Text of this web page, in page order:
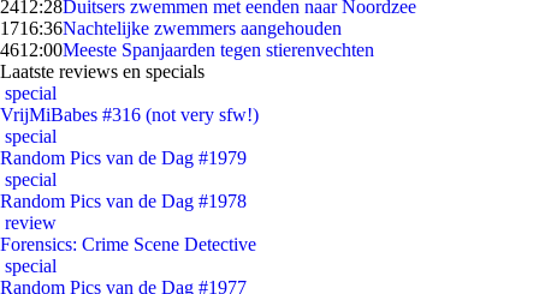
2412:28Duitsers zwemmen met eenden naar Noordzee
1716:36Nachtelijke zwemmers aangehouden
4612:00Meeste Spanjaarden tegen stierenvechten
Laatste reviews en specials
special
VrijMiBabes #316 (not very sfw!)
special
Random Pics van de Dag #1979
special
Random Pics van de Dag #1978
review
Forensics: Crime Scene Detective
special
Random Pics van de Dag #1977